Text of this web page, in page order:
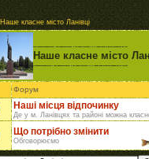
Наше класне місто Ланівці
Наше класне місто
Форум
Наші місця відпочинку
Де у м. Ланівцях та районі можна
Що потрібно змінити
Обговорюємо